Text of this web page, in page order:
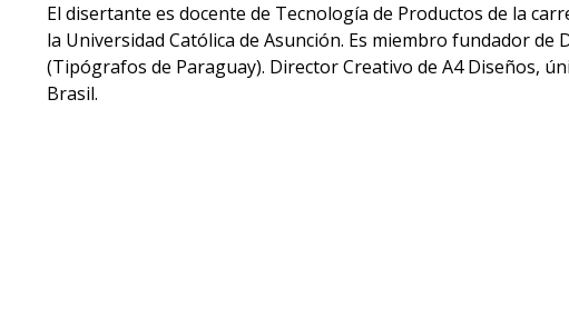
El disertante es docente de Tecnología de Productos de la
la Universidad Católica de Asunción. Es miembro fundador
(Tipógrafos de Paraguay). Director Creativo de A4 Diseños,
Brasil.